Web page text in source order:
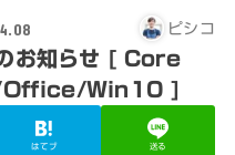
ピシコ
お知らせ [ Core
Win10 ]
はてブ 送る